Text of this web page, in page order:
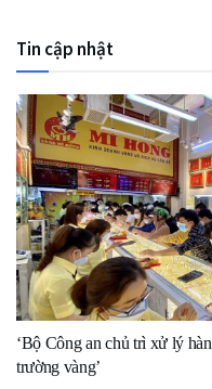
Tin cập nhật
‘Bộ Công an chủ trì xử lý
trường vàng’